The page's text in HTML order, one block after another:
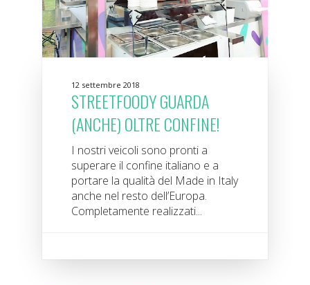
12 settembre 2018
STREETFOODY GUARDA
(ANCHE) OLTRE CONFINE!
I nostri veicoli sono pronti a
superare il confine italiano e a
portare la qualità del Made in Italy
anche nel resto dell’Europa.
Completamente realizzati...